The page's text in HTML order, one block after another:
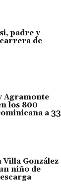
padre y
de
Agramonte
los 800
a 33
González
niño de